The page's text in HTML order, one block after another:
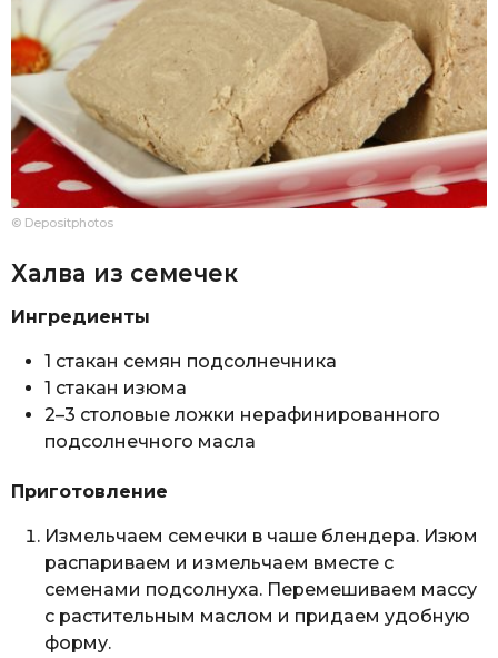
© Depositphotos
Халва из семечек
Ингредиенты
1 стакан семян подсолнечника
1 стакан изюма
2–3 столовые ложки нерафинированного
подсолнечного масла
Приготовление
Измельчаем семечки в чаше блендера. Изюм
распариваем и измельчаем вместе с
семенами подсолнуха. Перемешиваем массу
с растительным маслом и придаем удобную
форму.